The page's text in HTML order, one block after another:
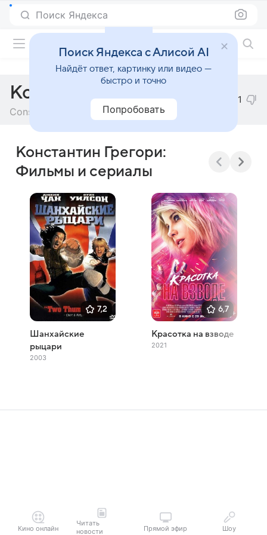
Поиск Яндекса
Константин Грегори
Constantine Gregory
1
Константин Грегори:
Фильмы и сериалы
7,2
Шанхайские
рыцари
2003
6,7
Красотка на взводе
2021
Кино онлайн
Читать
новости
Прямой эфир Шоу
Поиск Яндекса с Алисой AI
Найдёт ответ, картинку или видео —
быстро и точно
Попробовать